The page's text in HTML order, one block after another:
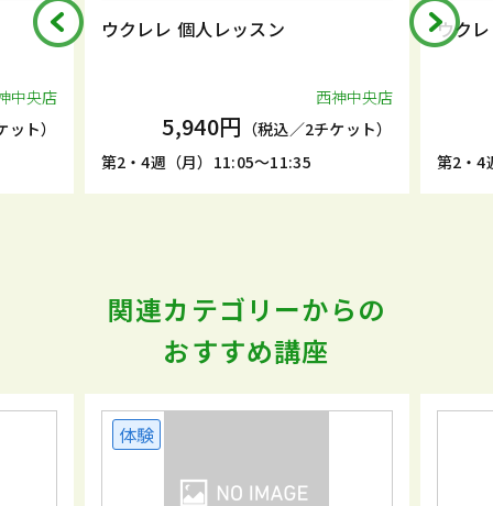
中央店
ト）
ウクレレ 個人レッスン
西神中央店
5,940円 （税込／2チケット）
第2・4週（月）11:05～11:35
ウク
第2・4
関連カテゴリーからの
おすすめ講座
体験